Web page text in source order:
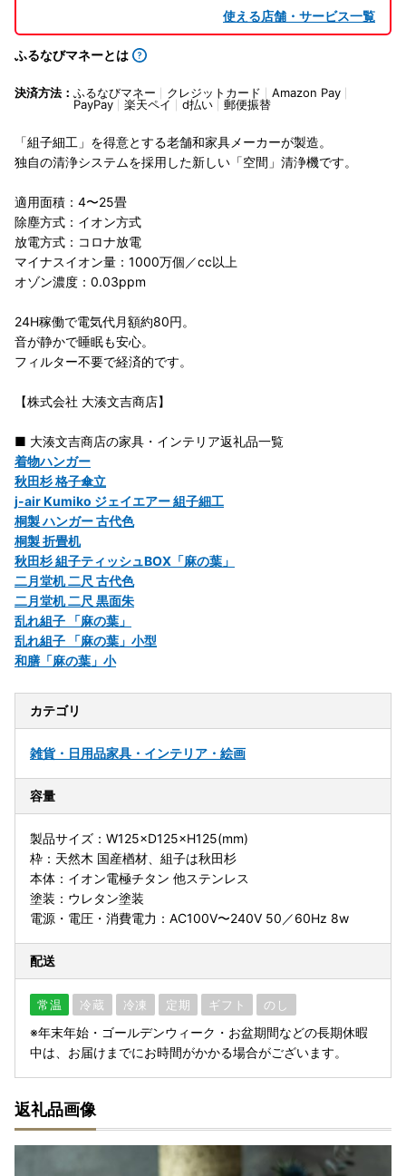
使える店舗・サービス一覧
ふるなびマネーとは
決済方法： ふるなびマネー クレジットカード
Amazon Pay
PayPay
楽天ペイ d払い 郵便振替
「組子細工」を得意とする老舗和家具メーカーが製造。
独自の清浄システムを採用した新しい「空間」清浄機です。
適用面積：4〜25畳
除塵方式：イオン方式
放電方式：コロナ放電
マイナスイオン量：1000万個／cc以上
オゾン濃度：0.03ppm
24H稼働で電気代月額約80円。
音が静かで睡眠も安心。
フィルター不要で経済的です。
【株式会社 大湊文吉商店】
■ 大湊文吉商店の家具・インテリア返礼品一覧
着物ハンガー
秋田杉 格子傘立
j-air Kumiko ジェイエアー 組子細工
桐製 ハンガー 古代色
桐製 折畳机
秋田杉 組子ティッシュBOX「麻の葉」
二月堂机 二尺 古代色
二月堂机 二尺 黒面朱
乱れ組子 「麻の葉」
乱れ組子 「麻の葉」小型
和膳「麻の葉」小
カテゴリ
雑貨・日用品家具・インテリア・絵画
容量
製品サイズ：W125×D125×H125(mm)
枠：天然木 国産楢材、組子は秋田杉
本体：イオン電極チタン 他ステンレス
塗装：ウレタン塗装
電源・電圧・消費電力：AC100V〜240V 50／60Hz 8w
配送
常温 冷蔵 冷凍 定期 ギフト のし
※年末年始・ゴールデンウィーク・お盆期間などの長期休暇
中は、お届けまでにお時間がかかる場合がございます。
返礼品画像